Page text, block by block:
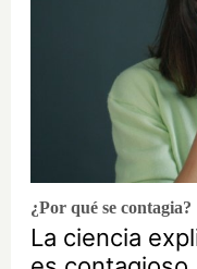
¿Por qué se contagia?
La ciencia